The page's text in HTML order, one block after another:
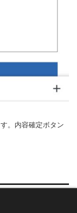
。内容確定ボタン